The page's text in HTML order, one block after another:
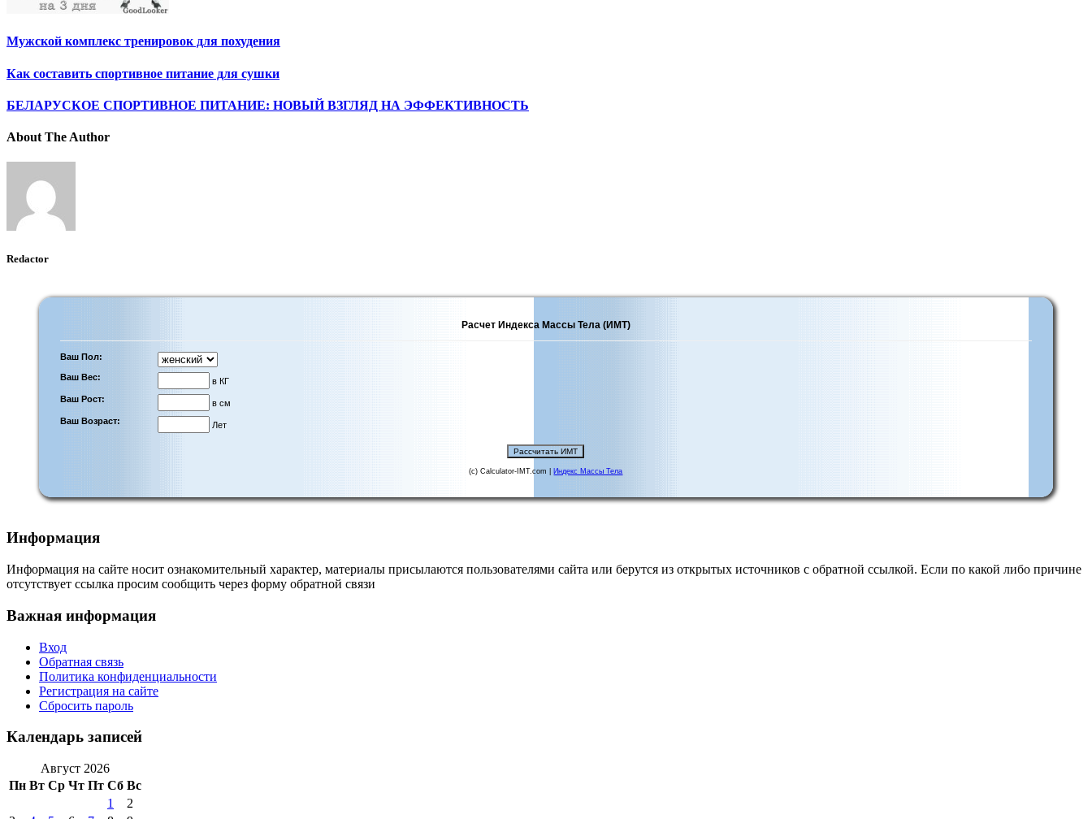
Мужской комплекс тренировок для похудения
Как составить спортивное питание для сушки
БЕЛАРУСКОЕ СПОРТИВНОЕ ПИТАНИЕ: НОВЫЙ ВЗГЛЯД НА ЭФФЕКТИВНОСТЬ
About The Author
Redactor
Расчет Индекса Массы Тела (ИМТ)
Ваш Пол:
Ваш Вес:
в КГ
Ваш Рост:
в см
Ваш Возраст:
Лет
(c) Calculator-IMT.com | Индекс Массы Тела
Информация
Информация на сайте носит ознакомительный характер, материалы присылаются пользователями сайта или берутся из открытых источников с обратной ссылкой. Если по какой либо причине
отсутствует ссылка просим сообщить через форму обратной связи
Важная информация
Вход
Обратная связь
Политика конфиденциальности
Регистрация на сайте
Сбросить пароль
Календарь записей
Август 2026
Пн Вт Ср Чт Пт Сб Вс
1
2